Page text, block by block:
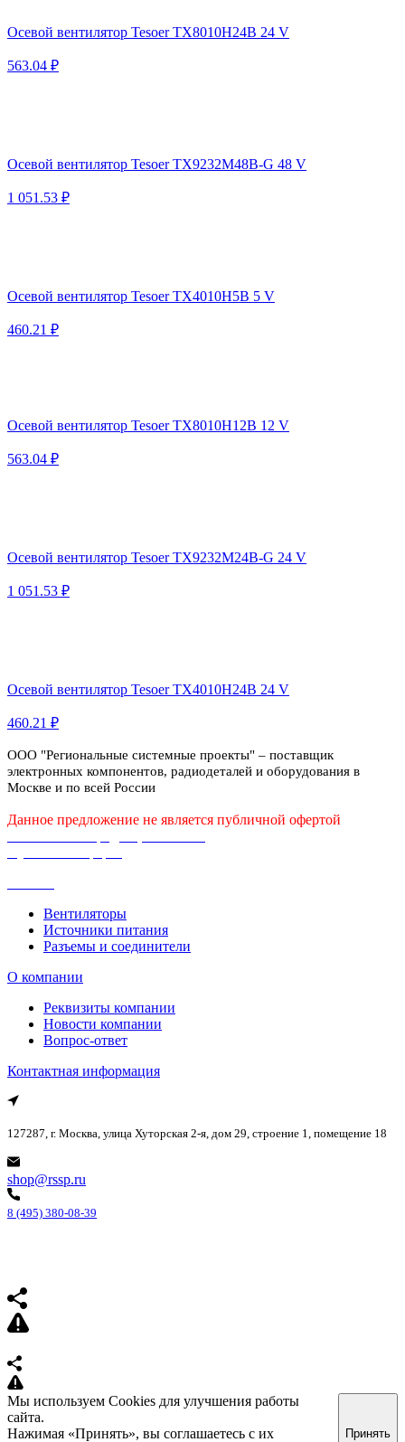
Осевой вентилятор Tesoer TX8010H24B 24 V
563.04 ₽
Осевой вентилятор Tesoer TX9232M48B-G 48 V
1 051.53 ₽
Осевой вентилятор Tesoer TX4010H5B 5 V
460.21 ₽
Осевой вентилятор Tesoer TX8010H12B 12 V
563.04 ₽
Осевой вентилятор Tesoer TX9232M24B-G 24 V
1 051.53 ₽
Осевой вентилятор Tesoer TX4010H24B 24 V
460.21 ₽
ООО "Региональные системные проекты" – поставщик
электронных компонентов, радиодеталей и оборудования в
Москве и по всей России
Данное предложение не является публичной офертой
Вентиляторы
Источники питания
Разъемы и соединители
О компании
Реквизиты компании
Новости компании
Вопрос-ответ
Контактная информация
127287, г. Москва, улица Хуторская 2-я, дом 29, строение 1, помещение 18
shop@rssp.ru
8 (495) 380-08-39
Мы используем Cookies для улучшения работы
сайта.
Нажимая «Принять», вы соглашаетесь с их
Принять